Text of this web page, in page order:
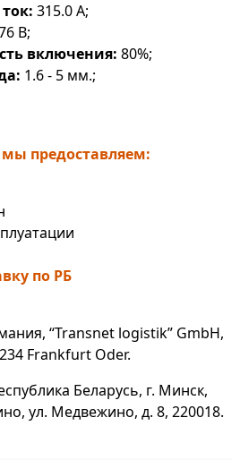
315.0 А;
В;
включения: 80%;
1.6 - 5 мм.;
предоставляем:
по РБ
“Transnet logistik” GmbH,
Frankfurt Oder.
Беларусь, г. Минск,
ул. Медвежино, д. 8, 220018.